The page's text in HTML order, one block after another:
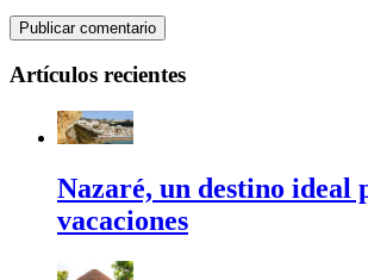
Artículos recientes
Nazaré, un destino ideal
vacaciones